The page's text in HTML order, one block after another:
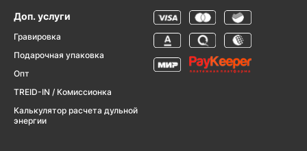
Доп. услуги
Гравировка
Подарочная упаковка
Опт
TREID-IN / Комиссионка
Калькулятор расчета дульной
энергии